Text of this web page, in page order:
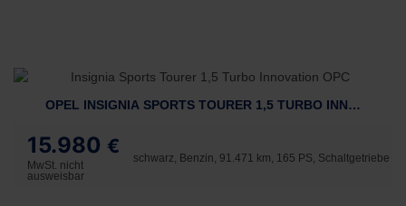
OPEL INSIGNIA SPORTS TOURER 1,5 TURBO
15.980 €
MwSt. nicht
ausweisbar
schwarz, Benzin, 91.471 km, 165 PS, Schaltgetriebe